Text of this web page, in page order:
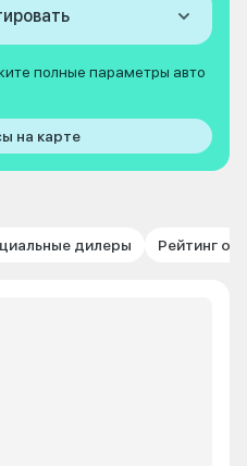
полные параметры авто
на карте
дилеры Рейтинг